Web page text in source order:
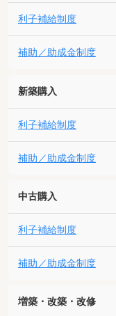
利子補給制度
補助／助成金制度
新築購入
利子補給制度
補助／助成金制度
中古購入
利子補給制度
補助／助成金制度
増築・改築・改修